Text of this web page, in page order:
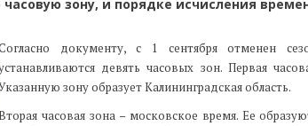
зону, и порядке исчисления
документу, с 1 сентября отменен
девять часовых зон. Первая
зону образует Калининградская область.
часовая зона – московское время. Ее